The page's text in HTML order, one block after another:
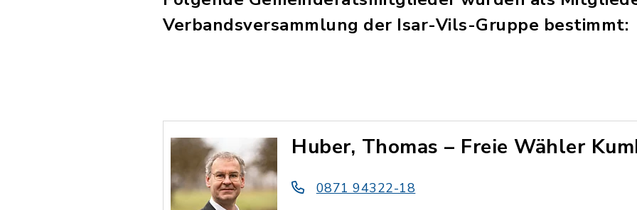
Verbandsversammlung der Isar-Vils-Gruppe bestimmt:
Huber, Thomas – Freie Wähler
0871 94322-18